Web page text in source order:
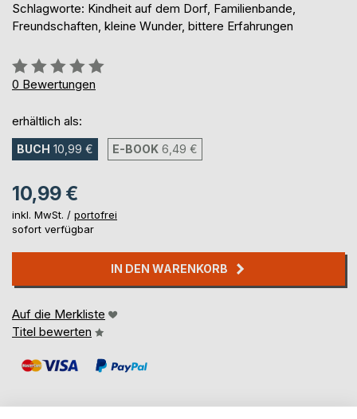
Schlagworte: Kindheit auf dem Dorf, Familienbande,
Freundschaften, kleine Wunder, bittere Erfahrungen
Bewertung::
0%
0 Bewertungen
erhältlich als:
BUCH 10,99 € E-BOOK 6,49 €
10,99 €
inkl. MwSt. / portofrei
sofort verfügbar
IN DEN WARENKORB
Auf die Merkliste
Titel bewerten